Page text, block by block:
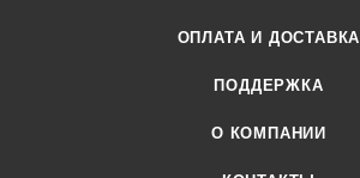
ОПЛАТА И ДОСТАВКА
ПОДДЕРЖКА
О КОМПАНИИ